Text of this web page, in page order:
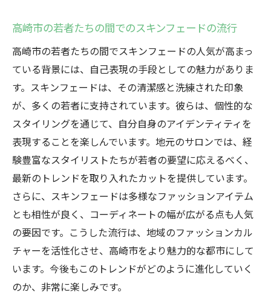
高崎市の若者たちの間でのスキンフェードの流行
高崎市の若者たちの間でスキンフェードの人気が高まっ
ている背景には、自己表現の手段としての魅力がありま
す。スキンフェードは、その清潔感と洗練された印象
が、多くの若者に支持されています。彼らは、個性的な
スタイリングを通じて、自分自身のアイデンティティを
表現することを楽しんでいます。地元のサロンでは、経
験豊富なスタイリストたちが若者の要望に応えるべく、
最新のトレンドを取り入れたカットを提供しています。
さらに、スキンフェードは多様なファッションアイテム
とも相性が良く、コーディネートの幅が広がる点も人気
の要因です。こうした流行は、地域のファッションカル
チャーを活性化させ、高崎市をより魅力的な都市にして
います。今後もこのトレンドがどのように進化していく
のか、非常に楽しみです。